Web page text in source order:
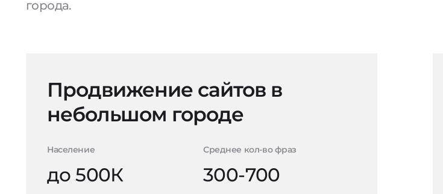
города.
Продвижение сайтов в
небольшом городе
Население
до 500К
Среднее кол-во фраз
300-700